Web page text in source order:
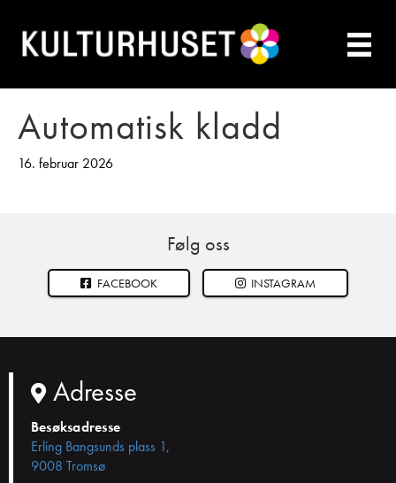
Automatisk kladd
16. februar 2026
Følg oss
FACEBOOK INSTAGRAM
Adresse
Besøksadresse
Erling Bangsunds plass 1,
9008 Tromsø